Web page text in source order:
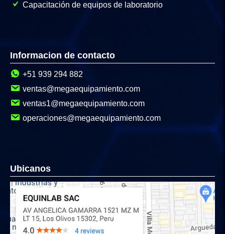
Capacitación de equipos de laboratorio
Informacion de contacto
+51 939 294 882
ventas@megaequipamiento.com
ventas1@megaequipamiento.com
operaciones@megaequipamiento.com
Ubicanos